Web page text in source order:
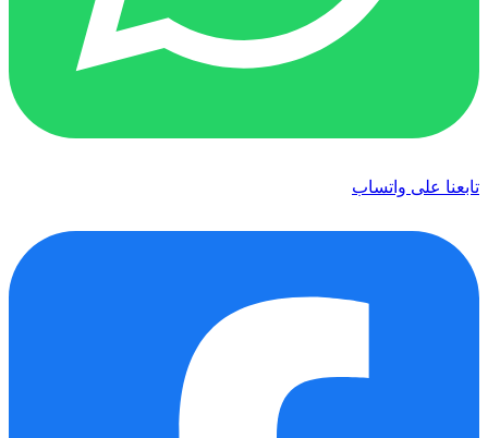
تابعنا على واتساب